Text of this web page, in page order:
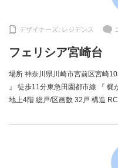
デザイナーズ レジデンス
フェリシア宮崎台
場所 神奈川県川崎市宮前区宮崎
』 徒歩11分東急田園都市線 『 梶
地上4階 総戸/区画数 32戸 構造